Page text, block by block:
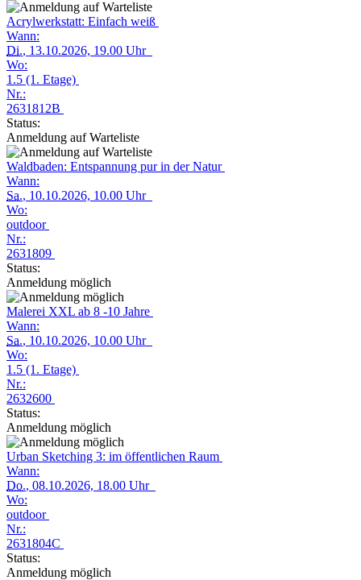
Acrylwerkstatt: Einfach weiß
Wann:
Di., 13.10.2026, 19.00 Uhr
Wo:
1.5 (1. Etage)
Nr.:
2631812B
Status:
Anmeldung auf Warteliste
Waldbaden: Entspannung pur in der Natur
Wann:
Sa., 10.10.2026, 10.00 Uhr
Wo:
outdoor
Nr.:
2631809
Status:
Anmeldung möglich
Malerei XXL ab 8 -10 Jahre
Wann:
Sa., 10.10.2026, 10.00 Uhr
Wo:
1.5 (1. Etage)
Nr.:
2632600
Status:
Anmeldung möglich
Urban Sketching 3: im öffentlichen Raum
Wann:
Do., 08.10.2026, 18.00 Uhr
Wo:
outdoor
Nr.:
2631804C
Status:
Anmeldung möglich